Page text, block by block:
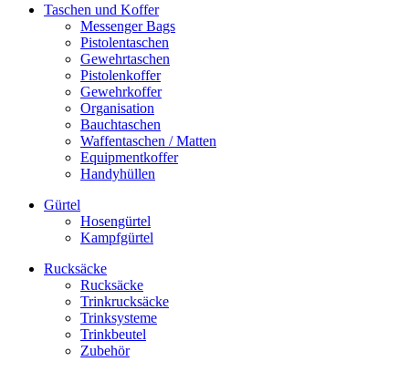
Taschen und Koffer
Messenger Bags
Pistolentaschen
Gewehrtaschen
Pistolenkoffer
Gewehrkoffer
Organisation
Bauchtaschen
Waffentaschen / Matten
Equipmentkoffer
Handyhüllen
Gürtel
Hosengürtel
Kampfgürtel
Rucksäcke
Rucksäcke
Trinkrucksäcke
Trinksysteme
Trinkbeutel
Zubehör